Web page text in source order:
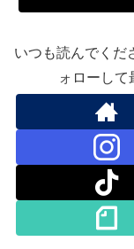
いつも読んでくだ
ォローして